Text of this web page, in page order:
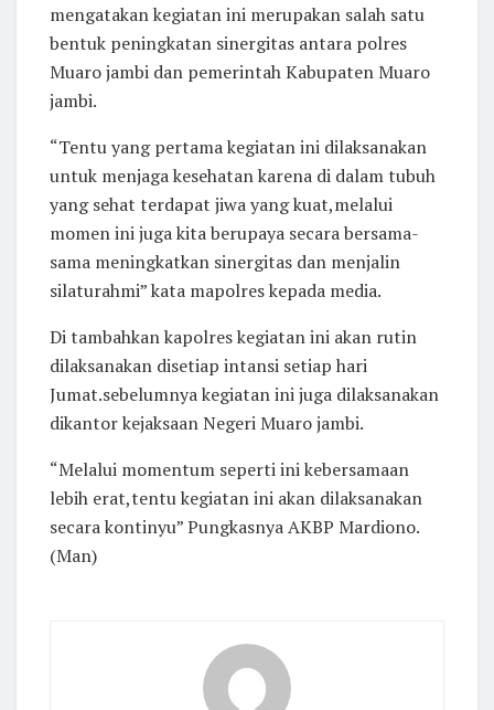
mengatakan kegiatan ini merupakan salah satu
bentuk peningkatan sinergitas antara polres
Muaro jambi dan pemerintah Kabupaten Muaro
jambi.
“Tentu yang pertama kegiatan ini dilaksanakan
untuk menjaga kesehatan karena di dalam tubuh
yang sehat terdapat jiwa yang kuat,melalui
momen ini juga kita berupaya secara bersama-
sama meningkatkan sinergitas dan menjalin
silaturahmi” kata mapolres kepada media.
Di tambahkan kapolres kegiatan ini akan rutin
dilaksanakan disetiap intansi setiap hari
Jumat.sebelumnya kegiatan ini juga dilaksanakan
dikantor kejaksaan Negeri Muaro jambi.
“Melalui momentum seperti ini kebersamaan
lebih erat,tentu kegiatan ini akan dilaksanakan
secara kontinyu” Pungkasnya AKBP Mardiono.
(Man)